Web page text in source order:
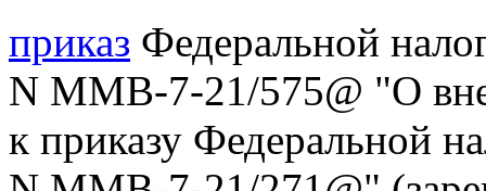
приказ Федеральной
N ММВ-7-21/575@ "О
к приказу Федеральной